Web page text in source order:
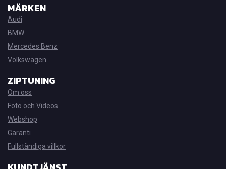
MÄRKEN
Audi
BMW
Mercedes Benz
Volkswagen
ZIPTUNING
Om oss
Foto och Videos
Webshop
Garanti
Fullständiga villkor